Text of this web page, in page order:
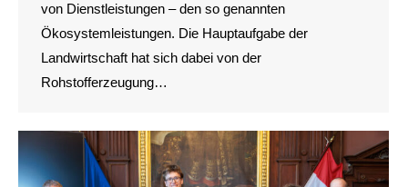
von Dienstleistungen – den so genannten
Ökosystemleistungen. Die Hauptaufgabe der
Landwirtschaft hat sich dabei von der
Rohstofferzeugung…